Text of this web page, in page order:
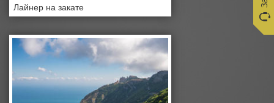
Лайнер на закате